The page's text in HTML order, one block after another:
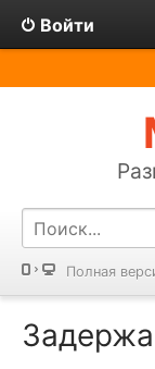
Войти
Полная